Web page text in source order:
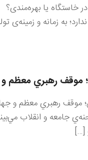
خاستگاه یا
به زمانه و
موقف رهبري معظم و
موقف رهبري معظم و
جامعه و انقلاب
[…]